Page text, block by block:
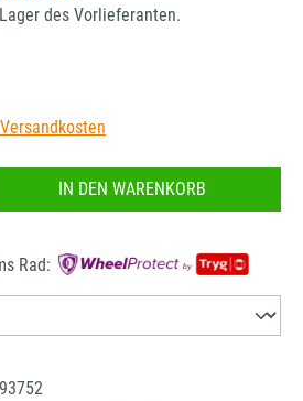
des Vorlieferanten.
den gewünschten Wert
IN DEN WARENKORB
Rad: